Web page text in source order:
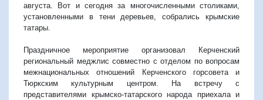
августа. Вот и сегодня за многочисленными столиками,
установленными в тени деревьев, собрались крымские
татары.
Праздничное мероприятие организовал Керченский
региональный меджлис совместно с отделом по вопросам
межнациональных отношений Керченского горсовета и
Тюркским культурным центром. На встречу с
представителями крымско-татарского народа приехала и